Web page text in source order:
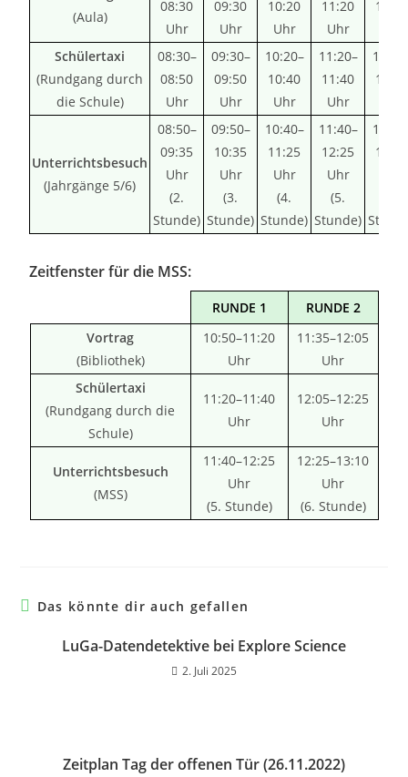
(Aula)
08:30
Uhr
09:30
Uhr
10:20
Uhr
11:20
Uhr
12:05
Schülertaxi
(Rundgang durch
die Schule)
08:30–
08:50
Uhr
09:30–
09:50
Uhr
10:20–
10:40
Uhr
11:20–
11:40
Uhr
12:25
Unterrichtsbesuch
(Jahrgänge 5/6)
08:50–
09:35
Uhr
(2.
Stunde)
09:50–
10:35
Uhr
(3.
Stunde)
10:40–
11:25
Uhr
(4.
Stunde)
11:40–
12:25
Uhr
(5.
Stunde)
13:10
Zeitfenster für die MSS:
RUNDE 1
RUNDE 2
Vortrag
(Bibliothek)
10:50–11:20
Uhr
11:35–12:05
Uhr
Schülertaxi
(Rundgang durch die
Schule)
11:20–11:40
Uhr
12:05–12:25
Uhr
Unterrichtsbesuch
(MSS)
11:40–12:25
Uhr
(5. Stunde)
12:25–13:10
Uhr
(6. Stunde)
Das könnte dir auch gefallen
LuGa-Datendetektive bei Explore Science
2. Juli 2025
Zeitplan Tag der offenen Tür (26.11.2022)